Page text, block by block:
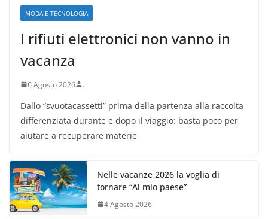
MODA E TECNOLOGIA
I rifiuti elettronici non vanno in
vacanza
6 Agosto 2026 .
Dallo “svuotacassetti” prima della partenza alla raccolta
differenziata durante e dopo il viaggio: basta poco per
aiutare a recuperare materie
Nelle vacanze 2026 la voglia di
tornare “Al mio paese”
4 Agosto 2026